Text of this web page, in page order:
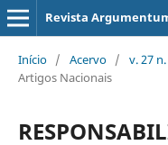
Revista
Início / Acervo / v. 27
Artigos Nacionais